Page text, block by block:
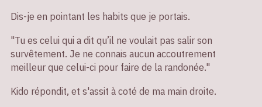
Dis-je en pointant les habits que je portais.
"Tu es celui qui a dit qu’il ne voulait pas salir son
survêtement. Je ne connais aucun accoutrement
meilleur que celui-ci pour faire de la randonée."
Kido répondit, et s'assit à coté de ma main droite.